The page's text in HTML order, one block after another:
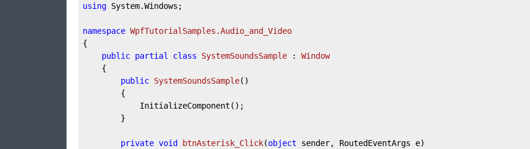
using System.Windows;
namespace WpfTutorialSamples.Audio_and_Video
{
public partial class SystemSoundsSample : Window
public SystemSoundsSample( )
private void btnAsterisk_Click(object sender, RoutedEventArgs e)